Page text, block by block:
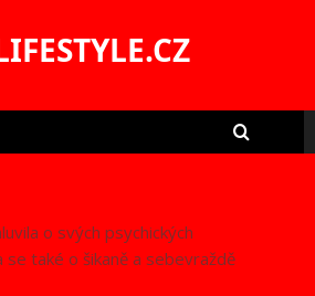
o svých psychických
se také o šikaně a sebevraždě